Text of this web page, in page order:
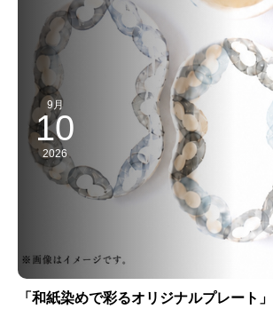
9月
10
2026
「和紙染めで彩るオリジナルプレート